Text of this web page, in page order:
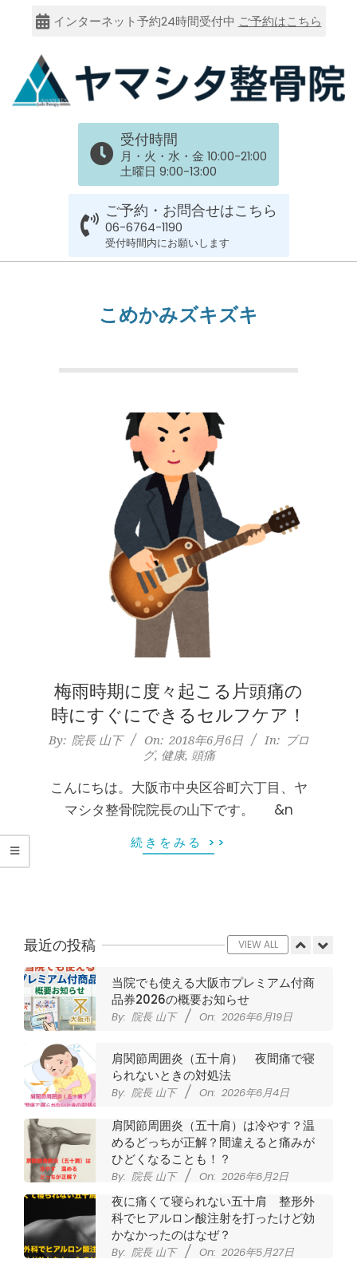
content
インターネット予約24時間受付中 ご予約はこちら
大
谷
腰
整
体
な
ら
ヤ
マ
シ
タ
整
骨
院
受付時間
月・火・水・金 10:00-21:00
土曜日 9:00-13:00
ご予約・お問合せはこちら
06-6764-1190
受付時間内にお願いします
こめかみズキズキ
梅雨時期に度々起こる片頭痛の
時にすぐにできるセルフケア！
2018-
06
By: 院長 山下 On: 2018年6月6日 In: ブロ
グ, 健康, 頭痛
こんにちは。大阪市中央区谷町六丁目、ヤ
マシタ整骨院院長の山下です。 &n
続きをみる >>
最近の投稿 VIEW ALL
膝のお皿の下が痛くて運動できない！
膝蓋靭帯炎（ジャンパー膝）は冷やし
たほうがいい？それとも温める？
院長 山下 On:
をしても痛みが取れない膝痛で来院さ
れた患者さまの声
By: 院長 山下 On: 2026年5月23日
ジャンプやダッシュで膝のお皿の下が
痛い！膝蓋靭帯炎（ジャンパー膝）に
自分で貼れるテーピングのご紹介
By: 院長 山下 On: 2026年5月23日
ジャンプやダッシュで膝のお皿の下が
痛い！膝蓋靭帯炎になってしまったら
サポーターはつけるべき？
2026年7月11日
当院でも使える大阪市プレミアム付商
品券2026の概要お知らせ
By: 院長 山下 On: 2026年6月19日
肩関節周囲炎（五十肩） 夜間痛で寝
られないときの対処法
By: 院長 山下 On: 2026年6月4日
肩関節周囲炎（五十肩）は冷やす？温
めるどっちが正解？間違えると痛みが
ひどくなることも！？
By: 院長 山下 On: 2026年6月2日
夜に痛くて寝られない五十肩 整形外
科でヒアルロン酸注射を打ったけど効
かなかったのはなぜ？
By: 院長 山下 On: 2026年5月27日